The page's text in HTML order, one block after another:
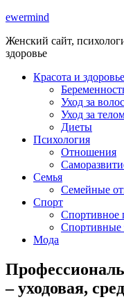
ewermind
Женский сайт,
здоровье
Красота и здоровье
Уход за
Уход за
Диеты
Психология
Отношения
Семья
Семейные
Спорт
Спортивное
Спортивные
Мода
– уходовая,